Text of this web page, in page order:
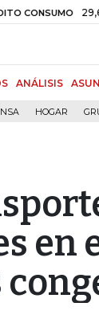
29,66%
ANÁLISIS
HOGAR
en